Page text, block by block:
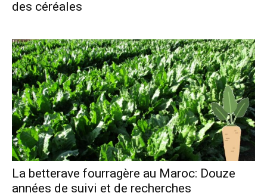
des céréales
La betterave fourragère au Maroc: Douze
années de suivi et de recherches